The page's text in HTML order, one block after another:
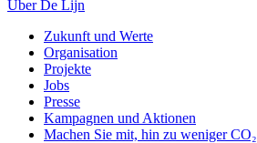
Über De Lijn
Zukunft und Werte
Organisation
Projekte
Jobs
Presse
Kampagnen und Aktionen
Machen Sie mit, hin zu weniger CO₂